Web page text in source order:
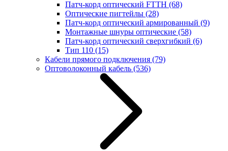
Патч-корд оптический FTTH (68)
Оптические пигтейлы (28)
Патч-корд оптический армированный (9)
Монтажные шнуры оптические (58)
Патч-корд оптический сверхгибкий (6)
Тип 110 (15)
Кабели прямого подключения (79)
Оптоволоконный кабель (536)